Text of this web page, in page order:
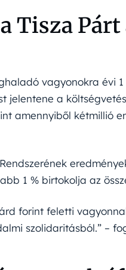
Tisza Párt
vagyonokra évi
jelentene a
amennyiből kétmillió
1 % birtokolja az
forint feletti
szolidaritásból.” –